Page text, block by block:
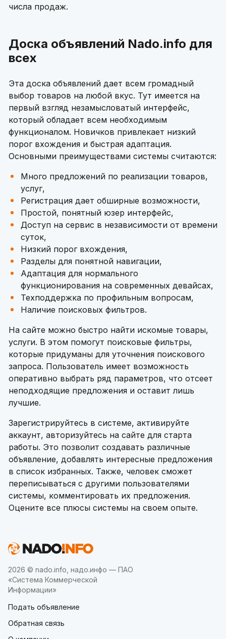
числа продаж.
Доска объявлений Nado.info для
всех
Эта доска объявлений дает всем громадный
выбор товаров на любой вкус. Тут имеется на
первый взгляд незамысловатый интерфейс,
который обладает всем необходимым
функционалом. Новичков привлекает низкий
порог вхождения и быстрая адаптация.
Основными преимуществами системы считаются:
Много предложений по реализации товаров,
услуг,
Регистрация дает обширные возможности,
Простой, понятный юзер интерфейс,
Доступ на сервис в независимости от времени
суток,
Низкий порог вхождения,
Разделы для понятной навигации,
Адаптация для нормального
функционирования на современных девайсах,
Техподдержка по профильным вопросам,
Наличие поисковых фильтров.
На сайте можно быстро найти искомые товары,
услуги. В этом помогут поисковые фильтры,
которые придуманы для уточнения поискового
запроса. Пользователь имеет возможность
оперативно выбрать ряд параметров, что отсеет
неподходящие предложения и оставит лишь
лучшие.
Зарегистрируйтесь в системе, активируйте
аккаунт, авторизуйтесь на сайте для старта
работы. Это позволит создавать различные
объявление, добавлять интересные предложения
в список избранных. Также, человек сможет
переписываться с другими пользователями
системы, комментировать их предложения.
Оцените все плюсы системы на своем опыте.
2026 © nado.info, надо.инфо — ПАО
«Система Коммерческой
Информации»
Подать объявление
Обратная связь